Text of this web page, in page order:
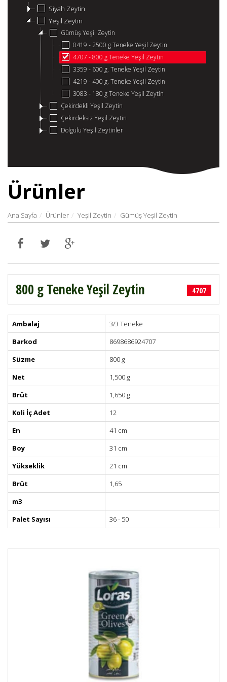
Siyah Zeytin
Yeşil Zeytin
Gümüş Yeşil Zeytin
0419 - 2500 g Teneke Yeşil Zeytin
4707 - 800 g Teneke Yeşil Zeytin
3359 - 600 g. Teneke Yeşil Zeytin
4219 - 400 g. Teneke Yeşil Zeytin
3083 - 180 g Teneke Yeşil Zeytin
Çekirdekli Yeşil Zeytin
Çekirdeksiz Yeşil Zeytin
Dolgulu Yeşil Zeytinler
Ürünler
Ana Sayfa Ürünler Yeşil Zeytin Gümüş Yeşil Zeytin
800 g Teneke Yeşil Zeytin 4707
Ambalaj
3/3 Teneke
Barkod
8698686924707
Süzme
800 g
Net
1,500 g
Brüt
1,650 g
Koli İç Adet
12
En
41 cm
Boy
31 cm
Yükseklik
21 cm
Brüt
1,65
m3
Palet Sayısı
36 - 50